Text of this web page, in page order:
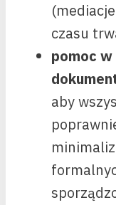
czasu
pomoc
aby